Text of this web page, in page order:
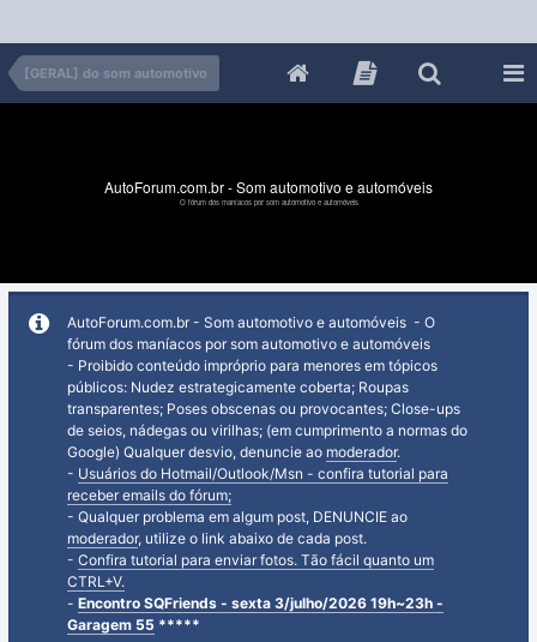
[GERAL] do som automotivo
AutoForum.com.br - Som automotivo e automóveis
O fórum dos maníacos por som automotivo e automóveis
AutoForum.com.br - Som automotivo e automóveis - O
fórum dos maníacos por som automotivo e automóveis
- Proibido conteúdo impróprio para menores em tópicos
públicos: Nudez estrategicamente coberta; Roupas
transparentes; Poses obscenas ou provocantes; Close-ups
de seios, nádegas ou virilhas; (em cumprimento a normas do
Google) Qualquer desvio, denuncie ao moderador.
- Usuários do Hotmail/Outlook/Msn - confira tutorial para
receber emails do fórum;
- Qualquer problema em algum post, DENUNCIE ao
moderador, utilize o link abaixo de cada post.
- Confira tutorial para enviar fotos. Tão fácil quanto um
CTRL+V.
- Encontro SQFriends - sexta 3/julho/2026 19h~23h -
Garagem 55 *****